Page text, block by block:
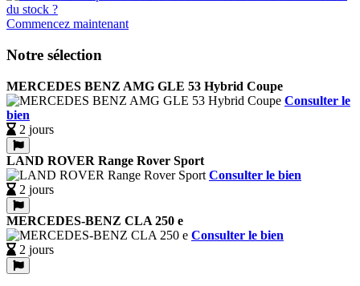
Commencez maintenant
Notre sélection
MERCEDES BENZ AMG GLE 53 Hybrid Coupe
Consulter le
bien
2 jours
LAND ROVER Range Rover Sport
Consulter le bien
2 jours
MERCEDES-BENZ CLA 250 e
Consulter le bien
2 jours